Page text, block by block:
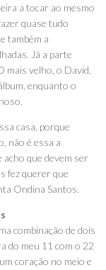
a tocar ao mesmo
quase tudo
também a
Já a parte
mais velho, o David,
enquanto o
casa, porque
não é essa a
que devem ser
fez querer que
Ondina Santos.
combinação de dois
do meu 11 com o 22
coração no meio e